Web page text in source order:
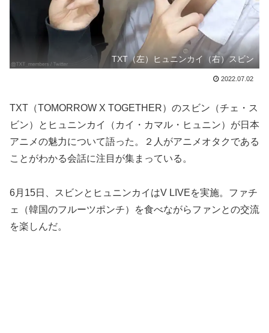
TXT（左）ヒュニンカイ（右）スビン
2022.07.02
TXT（TOMORROW X TOGETHER）のスビン（チェ・ス
ビン）とヒュニンカイ（カイ・カマル・ヒュニン）が日本
アニメの魅力について語った。２人がアニメオタクである
ことがわかる会話に注目が集まっている。
6月15日、スビンとヒュニンカイはV LIVEを実施。ファチ
ェ（韓国のフルーツポンチ）を食べながらファンとの交流
を楽しんだ。